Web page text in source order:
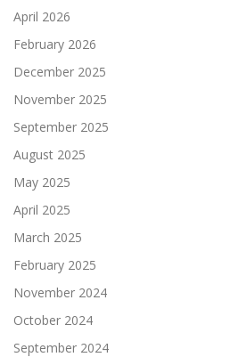
April 2026
February 2026
December 2025
November 2025
September 2025
August 2025
May 2025
April 2025
March 2025
February 2025
November 2024
October 2024
September 2024